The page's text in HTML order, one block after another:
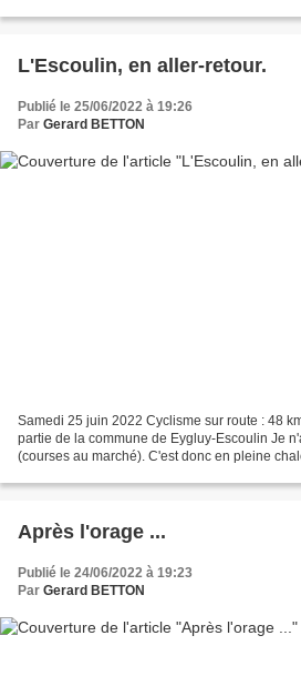
L'Escoulin, en aller-retour.
Publié le 25/06/2022 à 19:26
Par Gerard BETTON
Samedi 25 juin 2022 Cyclisme sur route : 48
partie de la commune de Eygluy-Escoulin Je
(courses au marché). C'est donc en pleine
Après l'orage ...
Publié le 24/06/2022 à 19:23
Par Gerard BETTON